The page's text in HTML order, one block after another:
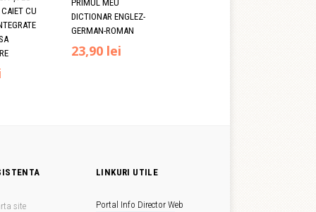
CU
PRIMUL MEU
DICTIONAR ENGLEZ-
GERMAN-ROMAN
Prețul
23,90 lei
site
LINKURI UTILE
Portal Info Director Web